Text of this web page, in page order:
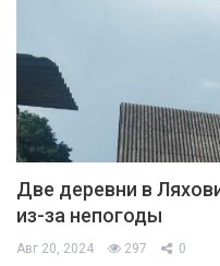
Две деревни в
из-за непогоды
Авг 20, 2024 297 0